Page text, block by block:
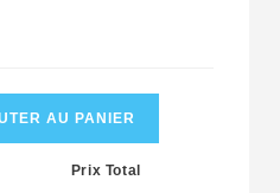
AU PANIER
Prix Total